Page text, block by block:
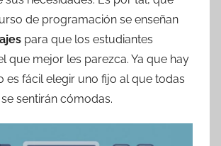
de programación se enseñan
para que los estudiantes
que mejor les parezca. Ya que hay
es fácil elegir uno fijo al que todas
sentirán cómodas.